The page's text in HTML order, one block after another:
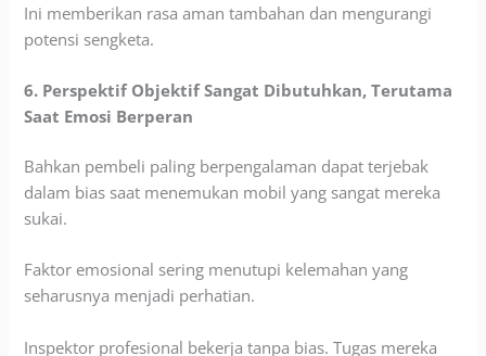
Ini memberikan rasa aman tambahan dan mengurangi
potensi sengketa.
6. Perspektif Objektif Sangat Dibutuhkan, Terutama
Saat Emosi Berperan
Bahkan pembeli paling berpengalaman dapat terjebak
dalam bias saat menemukan mobil yang sangat mereka
sukai.
Faktor emosional sering menutupi kelemahan yang
seharusnya menjadi perhatian.
Inspektor profesional bekerja tanpa bias. Tugas mereka